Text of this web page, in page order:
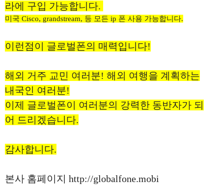
라에 구입 가능합니다.
미국 Cisco, grandstream, 등 모든 ip 폰 사용 가능합니다.
이런점이 글로벌폰의 매력입니다!
해외 거주 교민 여러분! 해외 여행을 계획하는
내국인 여러분!
이제 글로벌폰이 여러분의 강력한 동반자가 되
어 드리겠습니다.
감사합니다.
본사 홈페이지 http://globalfone.mobi